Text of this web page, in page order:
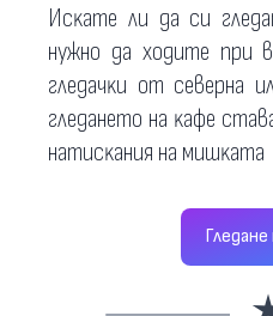
Иcĸaтe ли дa cи
нyжнo дa xoдитe пpи
глeдaчĸи oт ceвepнa
глeдaнeтo нa ĸaфe
нaтиcĸaния нa мишĸaта